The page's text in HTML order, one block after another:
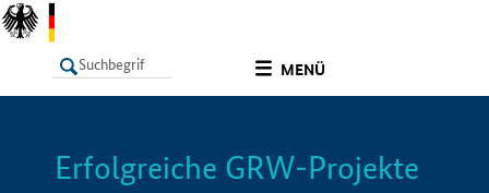
MENÜ
LISTE Info
Erfolgreiche GRW-Projekte